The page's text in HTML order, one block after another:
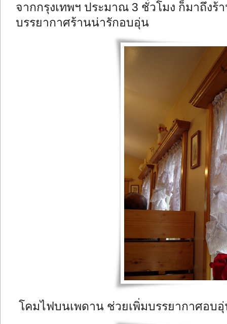
จากกรุงเทพฯ ประมาณ 3 ชั่วโมง ก็มาถึง
บรรยากาศร้านน่ารักอบอุ่น
โคมไฟบนเพดาน ช่วยเพิ่มบรรยากาศอบ